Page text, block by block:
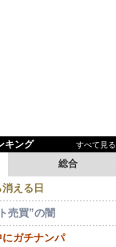
キング すべて見る
総合
える日
売買”の闇
ガチナンパ